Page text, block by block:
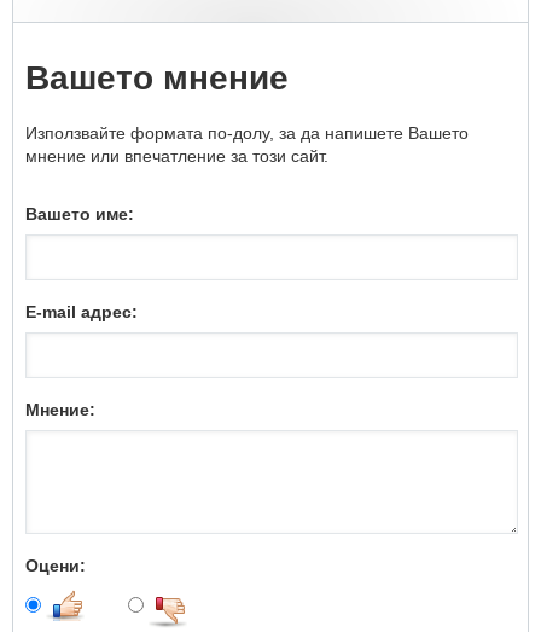
Вашето мнение
Използвайте формата по-долу, за да напишете Вашето
мнение или впечатление за този сайт.
Вашето име:
E-mail адрес:
Мнение:
Оцени: